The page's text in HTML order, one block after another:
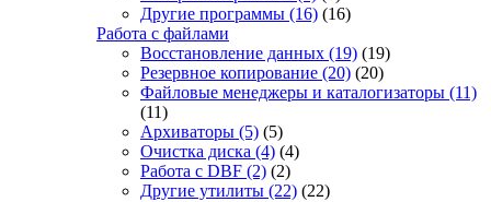
Другие программы (16) (16)
Работа с файлами
Восстановление данных (19) (19)
Резервное копирование (20) (20)
Файловые менеджеры и каталогизаторы (11)
(11)
Архиваторы (5) (5)
Очистка диска (4) (4)
Работа с DBF (2) (2)
Другие утилиты (22) (22)